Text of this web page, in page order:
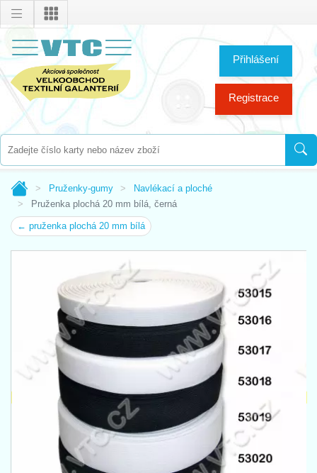
Přihlášení
Registrace
Pruženky-gumy
Navlékací a ploché
Pruženka plochá 20 mm bílá, černá
← pruženka plochá 20 mm bílá